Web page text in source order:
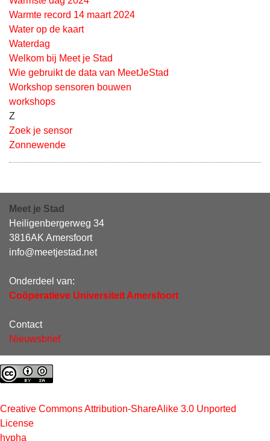
Warmte record 14 maart 2024
Water op de kaart
Waterdag
Welkom bij Meet je Stad
Wie gebruikt de data van MeetJeStad
Workshop sensoren bouwen
workshops
Z
Zoek je sensor
Zonnewende
Meet je Stad
Heiligenbergerweg 34
3816AK Amersfoort
info@meetjestad.net
Onderdeel van:
Coöperatieve Universiteit Amersfoort
Contact
Nieuwsbrief
Creative Commons Attribution-ShareAlike 3.0 Unported
License
hypha